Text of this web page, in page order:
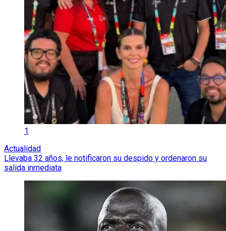
1
Actualidad
Llevaba 32 años, le notificaron su despido y ordenaron su
salida inmediata